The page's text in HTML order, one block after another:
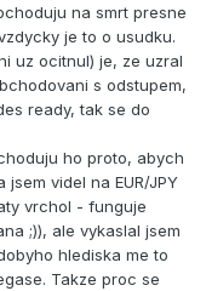
na smrt presne
je to o usudku.
uz ocitnul) je, ze uzral
s odstupem,
ready, tak se do
ho proto, abych
videl na EUR/JPY
vrchol - funguje
;)), ale vykaslal jsem
hlediska me to
Takze proc se